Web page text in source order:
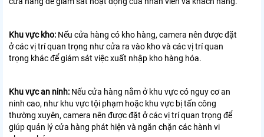
Khu vực kho: Nếu cửa hàng có kho hàng, camera nên được đặt
ở các vị trí quan trọng như cửa ra vào kho và các vị trí quan
trọng khác để giám sát việc xuất nhập kho hàng hóa.
Khu vực an ninh: Nếu cửa hàng nằm ở khu vực có nguy cơ an
ninh cao, như khu vực tội phạm hoặc khu vực bị tấn công
thường xuyên, camera nên được đặt ở các vị trí quan trọng để
giúp quản lý cửa hàng phát hiện và ngăn chặn các hành vi